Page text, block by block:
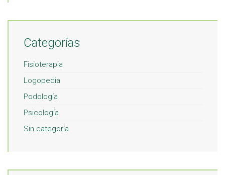
Categorías
Fisioterapia
Logopedia
Podología
Psicología
Sin categoría